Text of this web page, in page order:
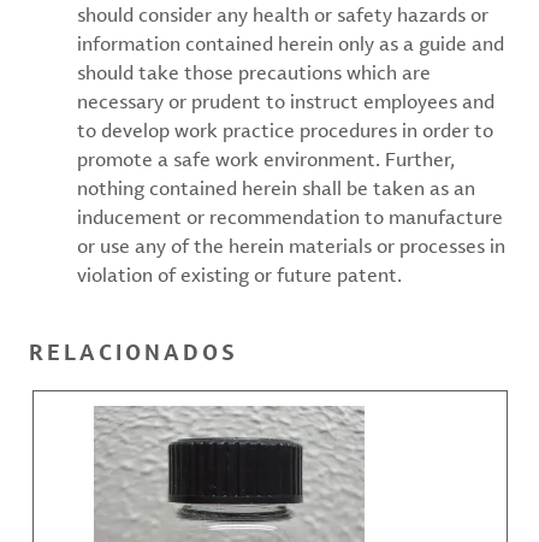
should consider any health or safety hazards or
information contained herein only as a guide and
should take those precautions which are
necessary or prudent to instruct employees and
to develop work practice procedures in order to
promote a safe work environment. Further,
nothing contained herein shall be taken as an
inducement or recommendation to manufacture
or use any of the herein materials or processes in
violation of existing or future patent.
RELACIONADOS